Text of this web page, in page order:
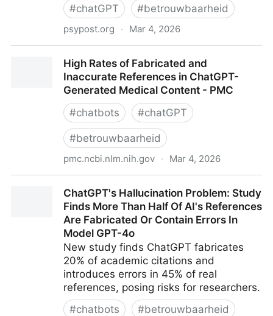
#chatGPT #betrouwbaarheid
psypost.org · Mar 4, 2026
citations at a staggering rate, study finds
High Rates of Fabricated and
Inaccurate References in ChatGPT-
Generated Medical Content - PMC
#chatbots #chatGPT
#betrouwbaarheid
pmc.ncbi.nlm.nih.gov · Mar 4, 2026
in ChatGPT-Generated Medical Content - PMC
ChatGPT's Hallucination Problem: Study
Finds More Than Half Of AI's References
Are Fabricated Or Contain Errors In
Model GPT-4o
New study finds ChatGPT fabricates
20% of academic citations and
introduces errors in 45% of real
references, posing risks for researchers.
#chatbots #betrouwbaarheid